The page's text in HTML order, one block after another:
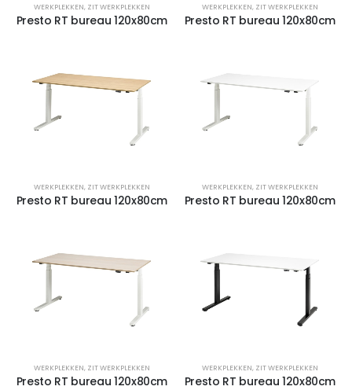
WERKPLEKKEN, ZIT WERKPLEKKEN
Presto RT bureau 120x80cm
WERKPLEKKEN, ZIT WERKPLEKKEN
Presto RT bureau 120x80cm
WERKPLEKKEN, ZIT WERKPLEKKEN
Presto RT bureau 120x80cm
WERKPLEKKEN, ZIT WERKPLEKKEN
Presto RT bureau 120x80cm
WERKPLEKKEN, ZIT WERKPLEKKEN
Presto RT bureau 120x80cm
WERKPLEKKEN, ZIT WERKPLEKKEN
Presto RT bureau 120x80cm